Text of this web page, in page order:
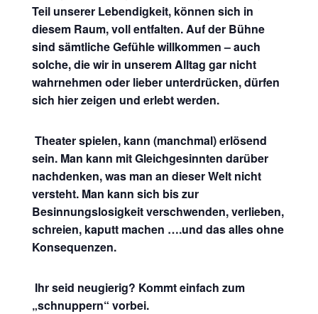
Teil unserer Lebendigkeit, können sich in
diesem Raum, voll entfalten. Auf der Bühne
sind sämtliche Gefühle willkommen – auch
solche, die wir in unserem Alltag gar nicht
wahrnehmen oder lieber unterdrücken, dürfen
sich hier zeigen und erlebt werden.
Theater spielen, kann (manchmal) erlösend
sein. Man kann mit Gleichgesinnten darüber
nachdenken, was man an dieser Welt nicht
versteht. Man kann sich bis zur
Besinnungslosigkeit verschwenden, verlieben,
schreien, kaputt machen ….und das alles ohne
Konsequenzen.
Ihr seid neugierig? Kommt einfach zum
„schnuppern“ vorbei.